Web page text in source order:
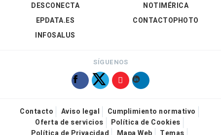
DESCONECTA
EPDATA.ES
INFOSALUS
NOTIMÉRICA
CONTACTOPHOTO
SÍGUENOS
Contacto Aviso legal
Cumplimiento normativo
Oferta de servicios
Política de Cookies